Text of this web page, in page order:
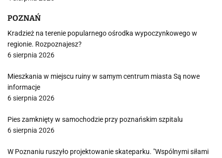
POZNAŃ
Kradzież na terenie popularnego ośrodka wypoczynkowego w
regionie. Rozpoznajesz?
6 sierpnia 2026
Mieszkania w miejscu ruiny w samym centrum miasta Są nowe
informacje
6 sierpnia 2026
Pies zamknięty w samochodzie przy poznańskim szpitalu
6 sierpnia 2026
W Poznaniu ruszyło projektowanie skateparku. "Wspólnymi siłami